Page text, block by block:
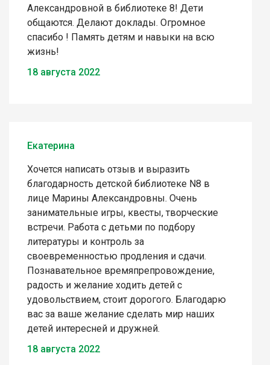
Александровной в библиотеке 8! Дети
общаются. Делают доклады. Огромное
спасибо ! Память детям и навыки на всю
жизнь!
18 августа 2022
Екатерина
Хочется написать отзыв и выразить
благодарность детской библиотеке N8 в
лице Марины Александровны. Очень
занимательные игры, квесты, творческие
встречи. Работа с детьми по подбору
литературы и контроль за
своевременностью продления и сдачи.
Познавательное времяпрепровождение,
радость и желание ходить детей с
удовольствием, стоит дорогого. Благодарю
вас за ваше желание сделать мир наших
детей интересней и дружней.
18 августа 2022